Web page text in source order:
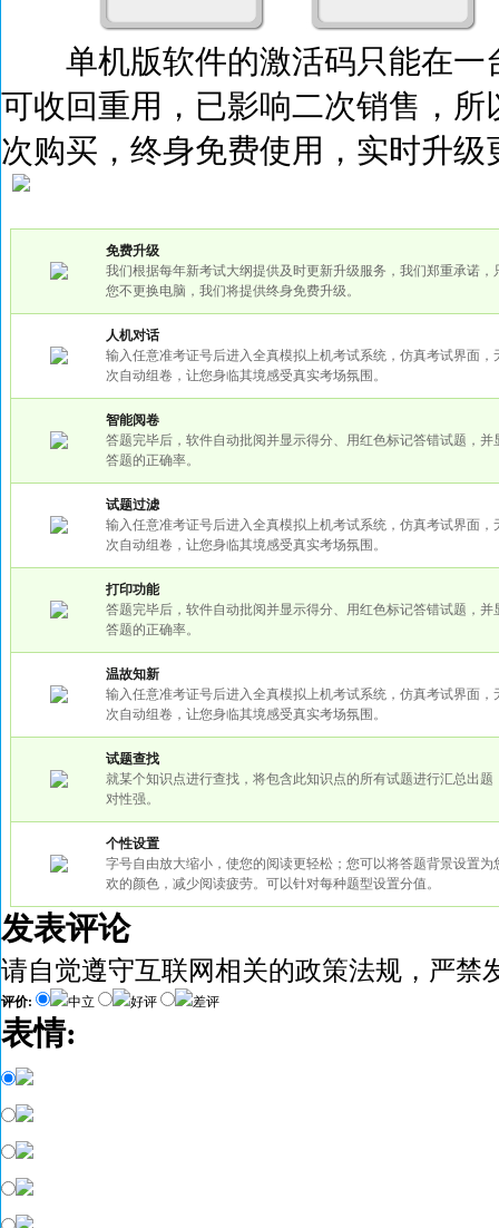
单机版软件的激活码只能在一
可收回重用，已影响二次销售，
次购买，终身免费使用，实时升
免费升级
我们根据每年新考试大纲提供及时更新升级服务，我们郑重承诺，
您不更换电脑，我们将提供终身免费升级。
人机对话
输入任意准考证号后进入全真模拟上机考试系统，仿真考试界面，
次自动组卷，让您身临其境感受真实考场氛围。
智能阅卷
答题完毕后，软件自动批阅并显示得分、用红色标记答错试题，并
答题的正确率。
试题过滤
输入任意准考证号后进入全真模拟上机考试系统，仿真考试界面，
次自动组卷，让您身临其境感受真实考场氛围。
打印功能
答题完毕后，软件自动批阅并显示得分、用红色标记答错试题，并
答题的正确率。
温故知新
输入任意准考证号后进入全真模拟上机考试系统，仿真考试界面，
次自动组卷，让您身临其境感受真实考场氛围。
试题查找
就某个知识点进行查找，将包含此知识点的所有试题进行汇总出题
对性强。
个性设置
字号自由放大缩小，使您的阅读更轻松；您可以将答题背景设置为
欢的颜色，减少阅读疲劳。可以针对每种题型设置分值。
发表评论
请自觉遵守互联网相关的政策法规，严禁
评价: 中立 好评 差评
表情: